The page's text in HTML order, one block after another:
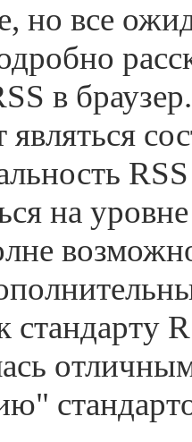
но все
в
являться
на
стандарту